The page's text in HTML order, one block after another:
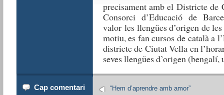
precisament amb el Districte
Consorci d’Educació de
valor les llengües d’origen de
motiu, es fan cursos de català a
districte de Ciutat Vella en
seves llengües d’origen (bengalí,
Cap comentari “Hem d’aprendre amb amor”